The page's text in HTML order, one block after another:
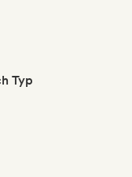
Typ